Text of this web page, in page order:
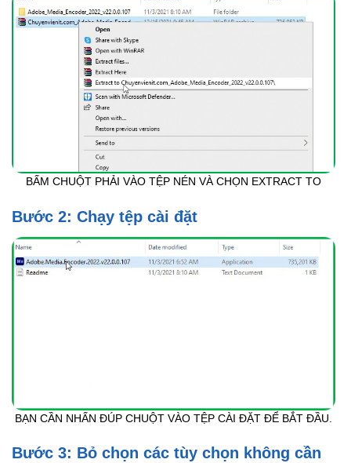
BẤM CHUỘT PHẢI VÀO TỆP NÉN VÀ CHỌN EXTRACT TO
Bước 2: Chạy tệp cài đặt
BẠN CẦN NHẤN ĐÚP CHUỘT VÀO TỆP CÀI ĐẶT ĐỂ BẮT ĐẦU.
Bước 3: Bỏ chọn các tùy chọn không cần